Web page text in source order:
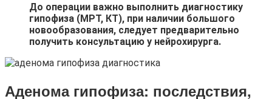
До операции важно выполнить диагностику
гипофиза (МРТ, КТ), при наличии большого
новообразования, следует предварительно
получить консультацию у нейрохирурга.
Аденома гипофиза: последствия,